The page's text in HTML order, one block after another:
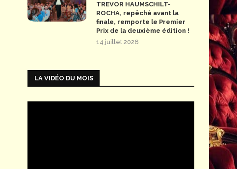
TREVOR HAUMSCHILT-
ROCHA, repêché avant la
finale, remporte le Premier
Prix de la deuxième édition !
14 juillet 2026
LA VIDÉO DU MOIS